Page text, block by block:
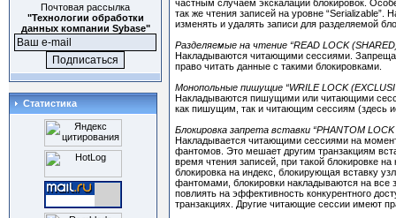
Почтовая рассылка
"Технологии обработки
данных компании Sybase"
Статистика
частным случаем экскалации блокировок.
так же чтения записей на уровне “Serializable”.
изменять и удалять записи для разделяемой
Разделяемые на чтение “READ LOCK
Накладываются читающими сессиями.
право читать данные с такими блокировками.
Монопольные пишущие “WRILE LOCK
Накладываются пишущими или читающими
как пишущим, так и читающим сессиям (здесь
Блокировка запрета вставки “PHANTOM
Накладывается читающими сессиями на
фантомов. Это мешает другим транзакциям
время чтения записей, при такой блокировке
блокировка на индекс, блокирующая вставку
фантомами, блокировки накладываются на все
повлиять на эффективность конкурентного
транзакциях. Другие читающие сессии имеют